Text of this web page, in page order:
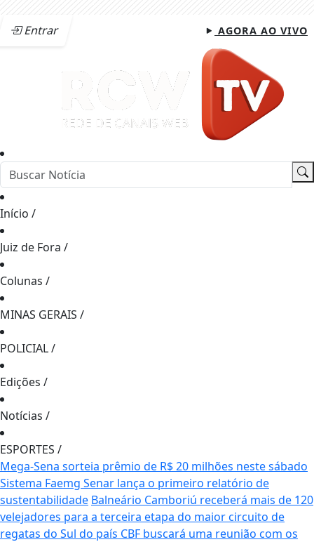
Entrar AGORA AO VIVO
Início /
Juiz de Fora /
Colunas /
MINAS GERAIS /
POLICIAL/
Edições /
Notícias /
ESPORTES /
Mega-Sena sorteia prêmio de R$ 20 milhões neste sábado
Sistema Faemg Senar lança o primeiro relatório de
sustentabilidade Balneário Camboriú receberá mais de 120
velejadores para a terceira etapa do maior circuito de
regatas do Sul do país CBF buscará uma reunião com os